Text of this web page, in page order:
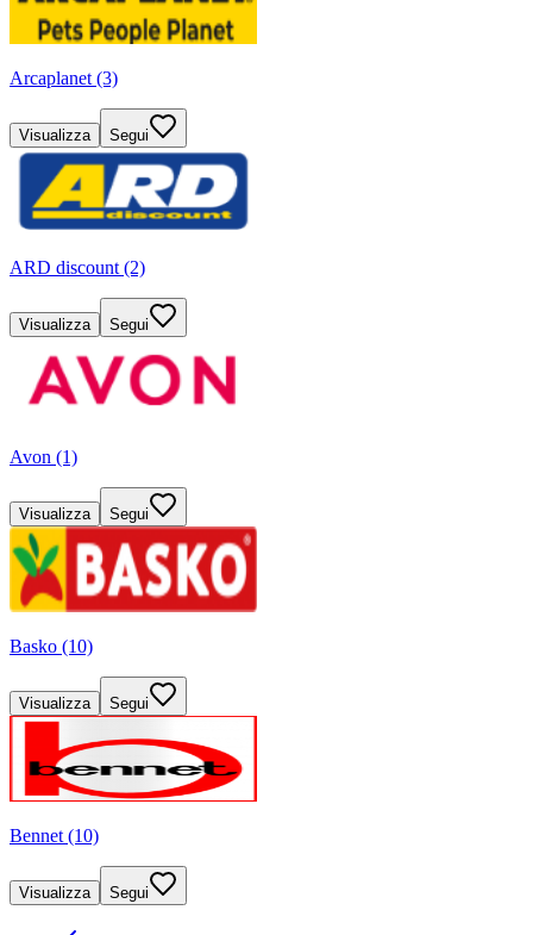
Arcaplanet (3)
Visualizza Segui
ARD discount (2)
Visualizza Segui
Avon (1)
Visualizza Segui
Basko (10)
Visualizza Segui
Bennet (10)
Visualizza Segui